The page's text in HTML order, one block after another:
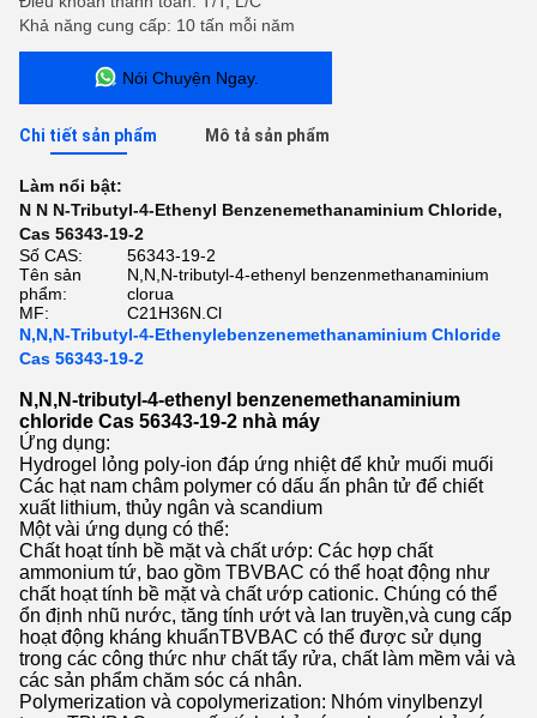
Khả năng cung cấp: 10 tấn mỗi năm
Nói Chuyện Ngay.
Chi tiết sản phẩm Mô tả sản phẩm
Làm nổi bật:
N N N-Tributyl-4-Ethenyl Benzenemethanaminium Chloride,
Cas 56343-19-2
Số CAS:
56343-19-2
Tên sản
phẩm:
N,N,N-tributyl-4-ethenyl benzenmethanaminium
clorua
MF:
C21H36N.Cl
N,N,N-Tributyl-4-Ethenylebenzenemethanaminium Chloride
Cas 56343-19-2
N,N,N-tributyl-4-ethenyl benzenemethanaminium
chloride Cas 56343-19-2 nhà máy
Ứng dụng:
Hydrogel lỏng poly-ion đáp ứng nhiệt để khử muối muối
Các hạt nam châm polymer có dấu ấn phân tử để chiết
xuất lithium, thủy ngân và scandium
Một vài ứng dụng có thể:
Chất hoạt tính bề mặt và chất ướp: Các hợp chất
ammonium tứ, bao gồm TBVBAC có thể hoạt động như
chất hoạt tính bề mặt và chất ướp cationic. Chúng có thể
ổn định nhũ nước, tăng tính ướt và lan truyền,và cung cấp
hoạt động kháng khuẩnTBVBAC có thể được sử dụng
trong các công thức như chất tẩy rửa, chất làm mềm vải và
các sản phẩm chăm sóc cá nhân.
Polymerization và copolymerization: Nhóm vinylbenzyl